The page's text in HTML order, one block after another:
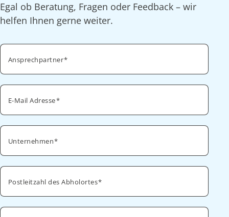
Egal ob Beratung, Fragen oder Feedback – wir
helfen Ihnen gerne weiter.
Ansprechpartner
E-Mail Adresse
Unternehmen
Postleitzahl des Abholortes